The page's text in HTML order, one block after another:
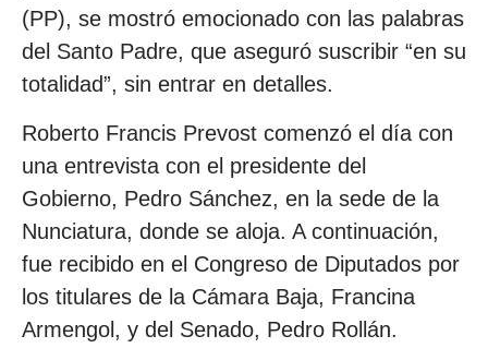
(PP), se mostró emocionado con las palabras
del Santo Padre, que aseguró suscribir “en su
totalidad”, sin entrar en detalles.
Roberto Francis Prevost comenzó el día con
una entrevista con el presidente del
Gobierno, Pedro Sánchez, en la sede de la
Nunciatura, donde se aloja. A continuación,
fue recibido en el Congreso de Diputados por
los titulares de la Cámara Baja, Francina
Armengol, y del Senado, Pedro Rollán.